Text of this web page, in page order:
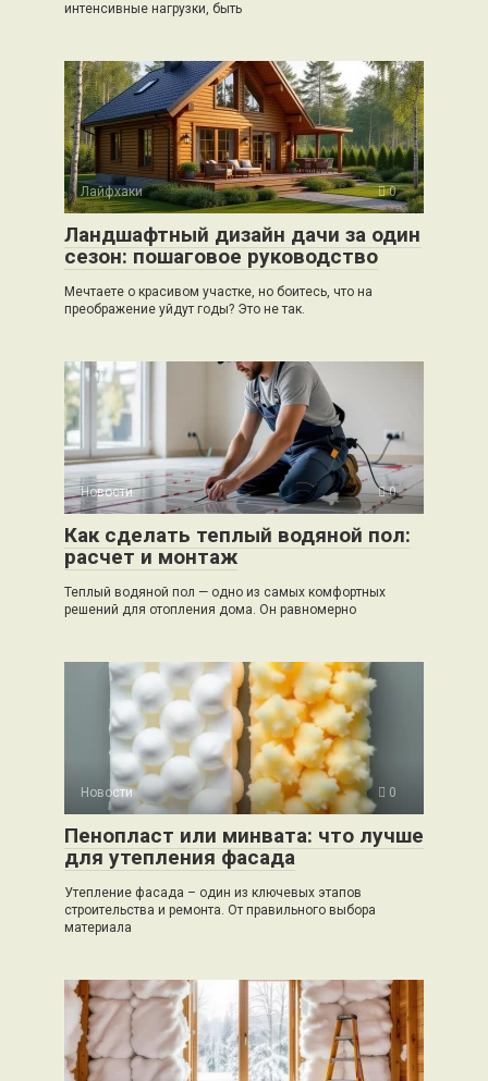
интенсивные нагрузки, быть
Лайфхаки 0
Ландшафтный дизайн дачи за один
сезон: пошаговое руководство
Мечтаете о красивом участке, но боитесь, что на
преображение уйдут годы? Это не так.
Новости 0
Как сделать теплый водяной пол:
расчет и монтаж
Теплый водяной пол — одно из самых комфортных
решений для отопления дома. Он равномерно
Новости 0
Пенопласт или минвата: что лучше
для утепления фасада
Утепление фасада – один из ключевых этапов
строительства и ремонта. От правильного выбора
материала